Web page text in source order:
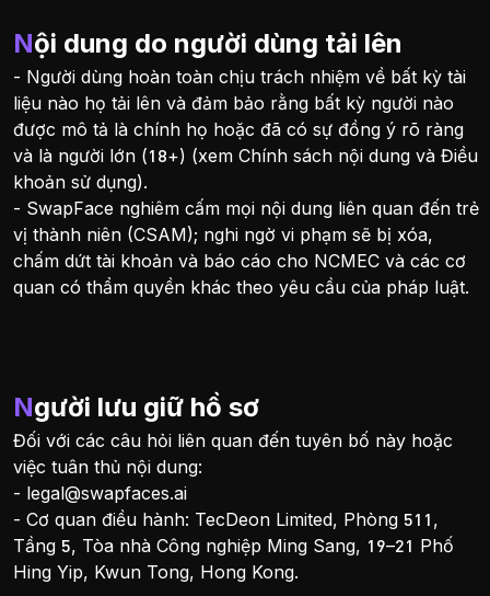
Nội dung do người dùng tải lên
- Người dùng hoàn toàn chịu trách nhiệm về bất kỳ tài
liệu nào họ tải lên và đảm bảo rằng bất kỳ người nào
được mô tả là chính họ hoặc đã có sự đồng ý rõ ràng
và là người lớn (18+) (xem Chính sách nội dung và Điều
khoản sử dụng).
- SwapFace nghiêm cấm mọi nội dung liên quan đến trẻ
vị thành niên (CSAM); nghi ngờ vi phạm sẽ bị xóa,
chấm dứt tài khoản và báo cáo cho NCMEC và các cơ
quan có thẩm quyền khác theo yêu cầu của pháp luật.
Người lưu giữ hồ sơ
Đối với các câu hỏi liên quan đến tuyên bố này hoặc
việc tuân thủ nội dung:
- legal@swapfaces.ai
- Cơ quan điều hành: TecDeon Limited, Phòng 511,
Tầng 5, Tòa nhà Công nghiệp Ming Sang, 19–21 Phố
Hing Yip, Kwun Tong, Hong Kong.